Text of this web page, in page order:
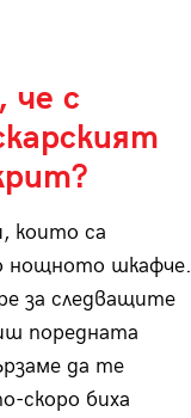
че с
които са
нощното шкафче.
за следващите
поредната
да те
скоро биха